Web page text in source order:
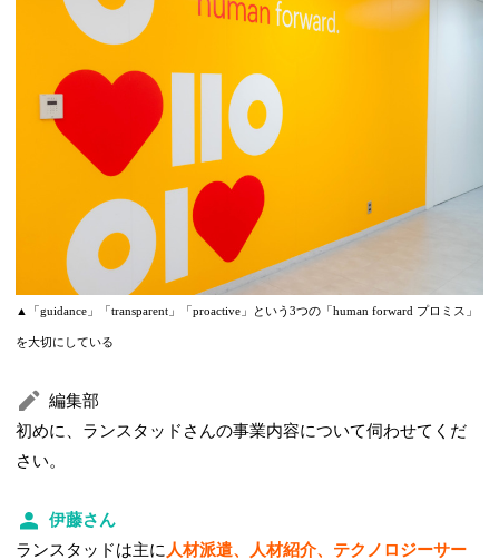
▲「guidance」「transparent」「proactive」という3つの「human forward プロミス」
を大切にしている
編集部
初めに、ランスタッドさんの事業内容について伺わせてくだ
さい。
伊藤さん
ランスタッドは主に 人材派遣、人材紹介、テクノロジーサー